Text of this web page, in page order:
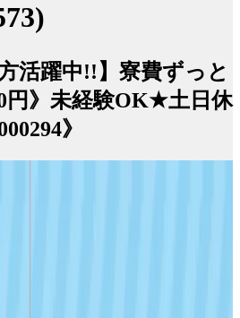
活躍中!!】寮費ずっと
円》未経験OK★土日休
》